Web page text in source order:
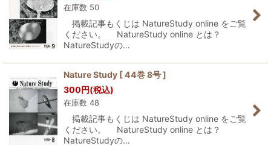
在庫数 50
掲載記事もくじは NatureStudy online をご覧
ください。 NatureStudy online とは？
NatureStudyの…
Nature Study [ 44巻 8号 ]
300円(税込)
在庫数 48
掲載記事もくじは NatureStudy online をご覧
ください。 NatureStudy online とは？
NatureStudyの…